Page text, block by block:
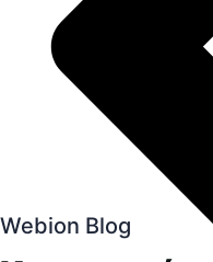
Webion Blog